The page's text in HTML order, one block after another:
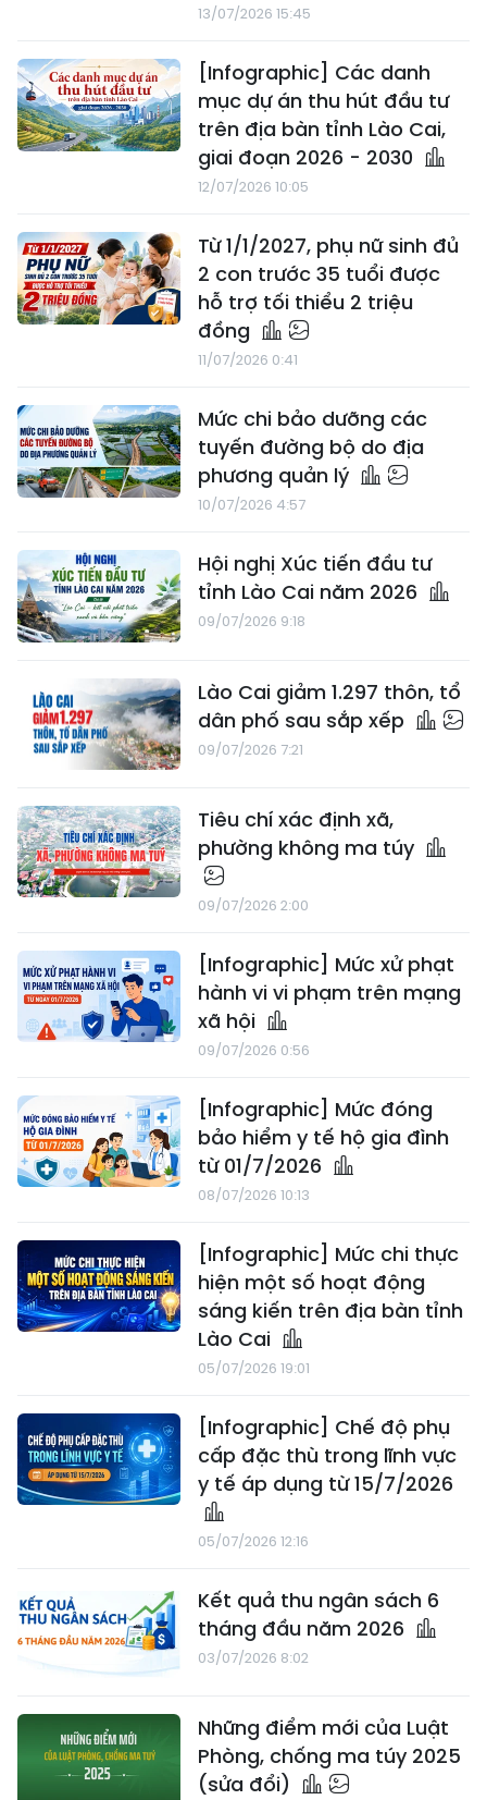
13/07/2026 15:45
[Infographic] Các danh
mục dự án thu hút đầu tư
trên địa bàn tỉnh Lào Cai,
giai đoạn 2026 - 2030
12/07/2026 10:05
Từ 1/1/2027, phụ nữ sinh đủ
2 con trước 35 tuổi được
hỗ trợ tối thiểu 2 triệu
đồng
11/07/2026 0:41
Mức chi bảo dưỡng các
tuyến đường bộ do địa
phương quản lý
10/07/2026 4:57
Hội nghị Xúc tiến đầu tư
tỉnh Lào Cai năm 2026
09/07/2026 9:18
Lào Cai giảm 1.297 thôn, tổ
dân phố sau sắp xếp
09/07/2026 7:21
Tiêu chí xác định xã,
phường không ma túy
09/07/2026 2:00
[Infographic] Mức xử phạt
hành vi vi phạm trên mạng
xã hội
09/07/2026 0:56
[Infographic] Mức đóng
bảo hiểm y tế hộ gia đình
từ 01/7/2026
08/07/2026 10:13
[Infographic] Mức chi thực
hiện một số hoạt động
sáng kiến trên địa bàn tỉnh
Lào Cai
05/07/2026 19:01
[Infographic] Chế độ phụ
cấp đặc thù trong lĩnh vực
y tế áp dụng từ 15/7/2026
05/07/2026 12:16
Kết quả thu ngân sách 6
tháng đầu năm 2026
03/07/2026 8:02
Những điểm mới của Luật
Phòng, chống ma túy 2025
(sửa đổi)